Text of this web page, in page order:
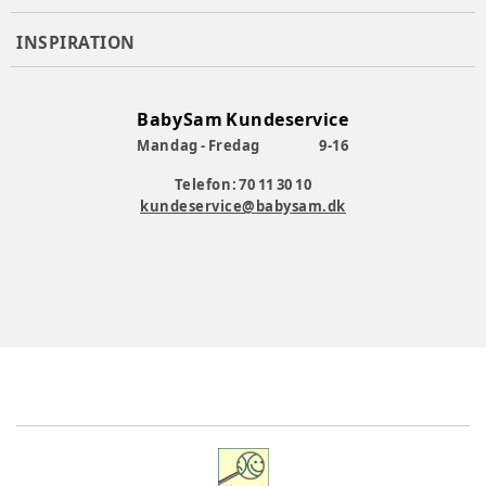
INSPIRATION
BabySam Kundeservice
Mandag - Fredag
9-16
Telefon: 70 11 30 10
kundeservice@babysam.dk